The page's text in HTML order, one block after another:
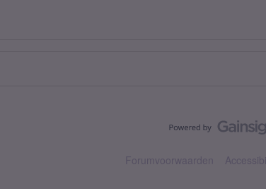
Forumvoorwaarden